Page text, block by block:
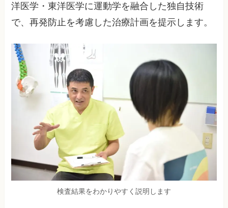
洋医学・東洋医学に運動学を融合した独自技術
で、再発防止を考慮した治療計画を提示します。
検査結果をわかりやすく説明します